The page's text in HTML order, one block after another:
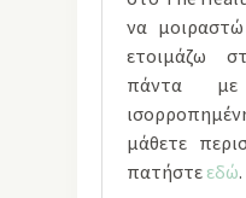
να
ετοιμάζω
πάντα
μάθετε
πατήστε εδώ.